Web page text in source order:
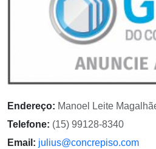
Endereço: Manoel Leite
Telefone: (15) 99128-8340
Email: julius@concrepiso.com